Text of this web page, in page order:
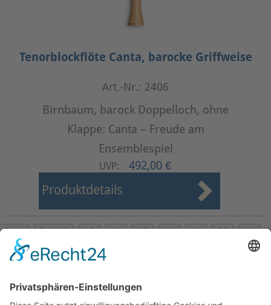
Tenorblockflöte Canta, barocke Griffweise
Art.-Nr.: 2406
Birnbaum, barock Doppelloch, ohne
Klappe: Canta – Freude am
Ensemblespiel
UVP: 492,00 €
Produktdetails
Start Zurück 15 16 17 18 19 20
21
Seite 20 von 24